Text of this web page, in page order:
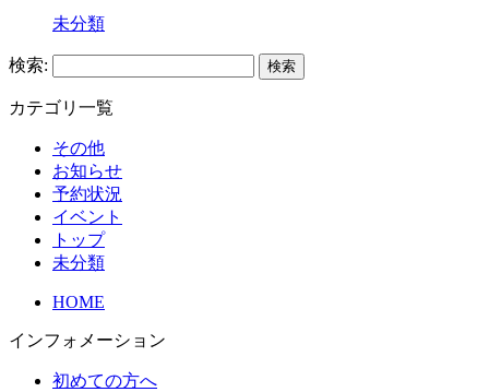
未分類
検索:
カテゴリ一覧
その他
お知らせ
予約状況
イベント
トップ
未分類
HOME
インフォメーション
初めての方へ